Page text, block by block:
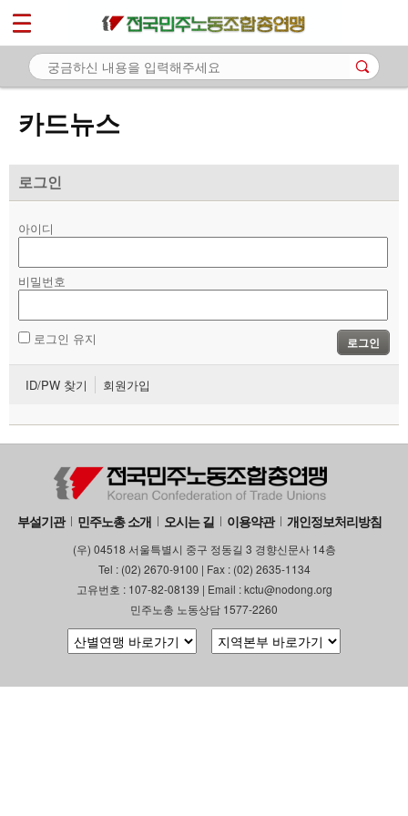
카드뉴스
로그인
아이디
비밀번호
로그인 유지 로그인
ID/PW 찾기 회원가입
부설기관 민주노총 소개 오시는 길 이용약관 개인정보처리방침
(우) 04518 서울특별시 중구 정동길 3 경향신문사 14층
Tel : (02) 2670-9100 | Fax : (02) 2635-1134
고유번호 : 107-82-08139 | Email : kctu@nodong.org
민주노총 노동상담 1577-2260
마이페이지
소개
노동상담
자료
- 미디어자료
- 카드뉴스
부설기관